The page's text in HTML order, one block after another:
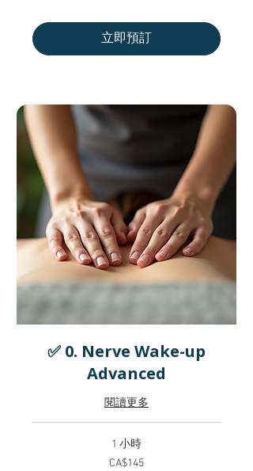
大
元
立即預訂
✅ 0. Nerve Wake-up
Advanced
閱讀更多
1 小時
CA$145